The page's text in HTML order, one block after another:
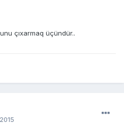
çıxarmaq üçündür..